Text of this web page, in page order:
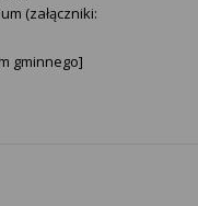
(załączniki:
gminnego]